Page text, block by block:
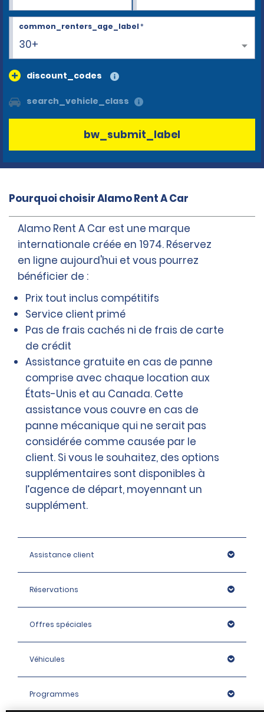
30+
common_renters_age_label*
discount_codes
search_vehicle_class
bw_submit_label
Pourquoi choisir Alamo Rent A Car
Alamo Rent A Car est une marque
internationale créée en 1974. Réservez
en ligne aujourd'hui et vous pourrez
bénéficier de :
Prix tout inclus compétitifs
Service client primé
Pas de frais cachés ni de frais de carte
de crédit
Assistance gratuite en cas de panne
comprise avec chaque location aux
États-Unis et au Canada. Cette
assistance vous couvre en cas de
panne mécanique qui ne serait pas
considérée comme causée par le
client. Si vous le souhaitez, des options
supplémentaires sont disponibles à
l’agence de départ, moyennant un
supplément.
Assistance client
Réservations
Offres spéciales
Véhicules
Programmes